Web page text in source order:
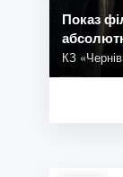
Показ
КЗ